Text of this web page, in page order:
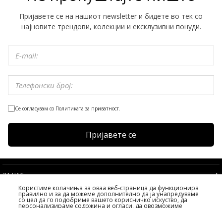
Пријавете се на нашиот newsletter и бидете во тек со
најновите трендови, колекции и ексклузивни понуди.
Се согласувам со Политиката за приватност.
Пријавете се
ЗА НАС
УСЛОВИ
УСЛУГИ НА КЛИЕНТИТЕ
Користиме колачиња за оваа веб-страница да функционира
правилно и за да можеме дополнително да ја унапредуваме
со цел да го подобриме вашето корисничко искуство, да
персонализираме содржина и огласи, да овозможиме